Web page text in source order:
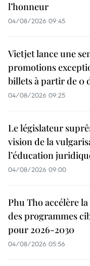
l’honneur
04/08/2026 09:45
Vietjet lance une
promotions
billets à partir de 0
04/08/2026 09:25
Le législateur
vision de la
l’éducation
04/08/2026 09:00
Phu Tho accélère
des programmes
pour 2026-2030
04/08/2026 05:56